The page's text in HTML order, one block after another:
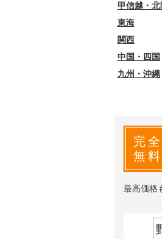
甲信越・北
東海
関西
中国・四国
九州・沖縄
完全
無料
最高価格